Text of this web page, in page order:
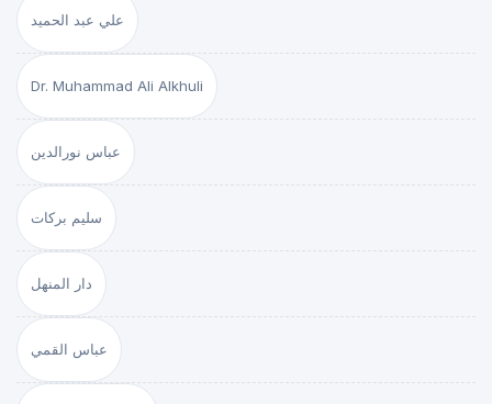
علي عبد الحميد
Dr. Muhammad Ali Alkhuli
عباس نورالدين
سليم بركات
دار المنهل
عباس القمي